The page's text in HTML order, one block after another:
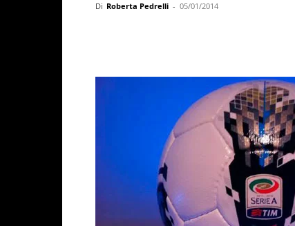
Di Roberta Pedrelli - 05/01/2014